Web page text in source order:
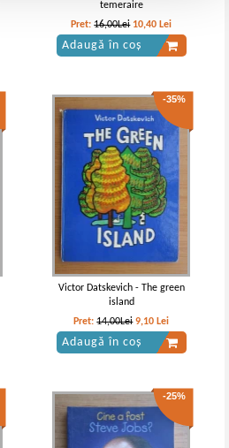
temeraire
Pret:16,00Lei 10,40 Lei
Adaugă în coș
-35%
Victor Datskevich - The green
island
Pret:14,00Lei 9,10 Lei
Adaugă în coș
-25%